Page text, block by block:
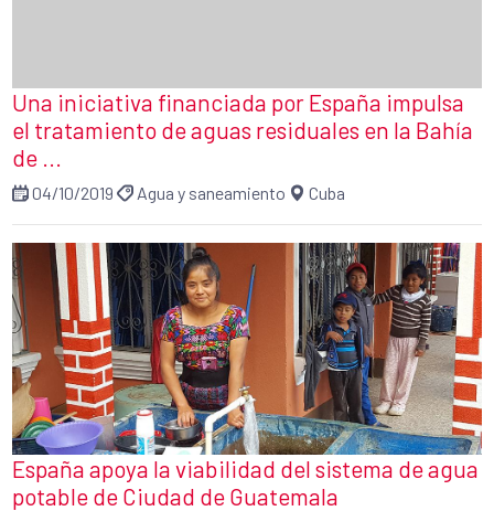
Una iniciativa financiada por España impulsa
el tratamiento de aguas residuales en la Bahía
de ...
04/10/2019 Agua y saneamiento Cuba
España apoya la viabilidad del sistema de agua
potable de Ciudad de Guatemala